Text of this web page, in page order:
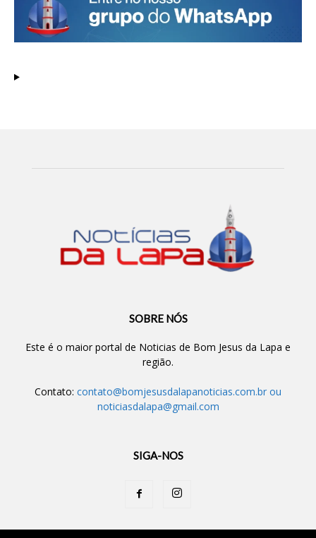
SOBRE NÓS
Este é o maior portal de Noticias de Bom Jesus da Lapa e
região.
Contato: contato@bomjesusdalapanoticias.com.br ou
noticiasdalapa@gmail.com
SIGA-NOS